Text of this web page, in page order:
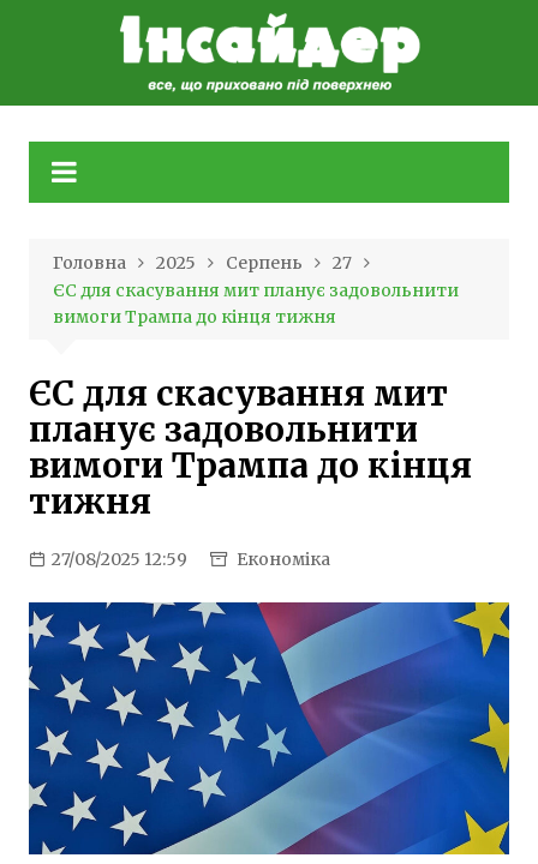
Головна 2025 Серпень
27
ЄС для скасування мит планує задовольнити
вимоги Трампа до кінця тижня
ЄС для скасування мит
планує задовольнити
вимоги Трампа до кінця
тижня
27/08/2025 12:59 Економіка